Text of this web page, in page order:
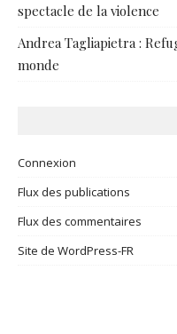
spectacle de la violence
Andrea Tagliapietra :
monde
Connexion
Flux des publications
Flux des commentaires
Site de WordPress-FR